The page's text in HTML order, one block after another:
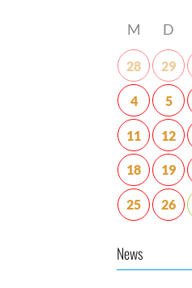
M D
28 29
4 5
11 12
18 19
25 26
News